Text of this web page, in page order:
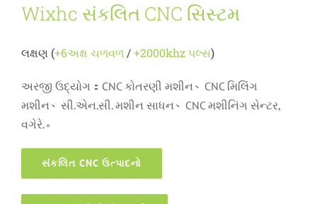
Wixhc સંકલિત CNC સિસ્ટમ
લક્ષણ (+6અક્ષ ચળવળ/+2000khz પલ્સ)
અરજી ઉદ્યોગ：CNC કોતરણી મશીન、CNC મિલિંગ
મશીન、સી.એન.સી. મશીન સાધન、CNC મશીનિંગ સેન્ટર,
વગેરે.。
સંકલિત CNC ઉત્પાદનો